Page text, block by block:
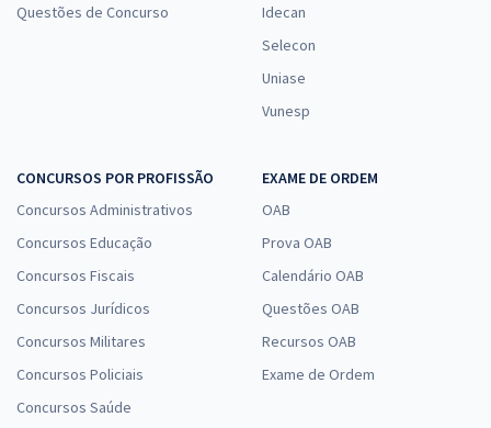
Questões de Concurso
Idecan
Selecon
Uniase
Vunesp
CONCURSOS POR PROFISSÃO
Concursos Administrativos
Concursos Educação
Concursos Fiscais
Concursos Jurídicos
Concursos Militares
Concursos Policiais
Concursos Saúde
EXAME DE ORDEM
OAB
Prova OAB
Calendário OAB
Questões OAB
Recursos OAB
Exame de Ordem